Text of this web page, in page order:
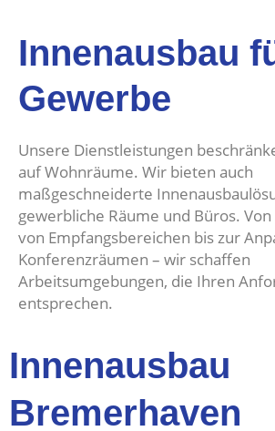
Innenausbau
Gewerbe
Unsere Dienstleistungen
auf Wohnräume. Wir bieten auch
maßgeschneiderte
gewerbliche Räume und Büros.
von Empfangsbereichen bis zur
Konferenzräumen – wir schaffen
Arbeitsumgebungen, die Ihren
entsprechen.
Innenausbau
Bremerhaven